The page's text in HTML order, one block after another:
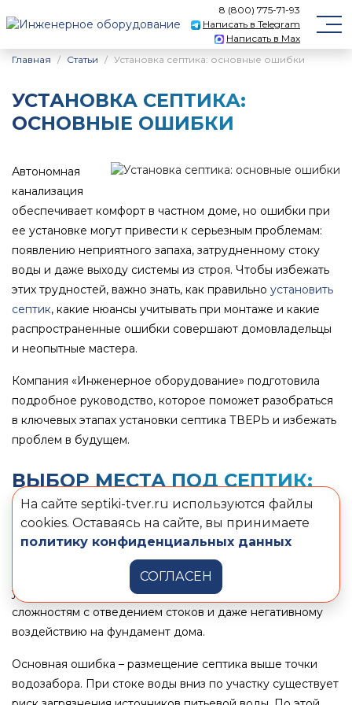
8 (800) 775-71-93
Написать в Telegram
Написать в Max
Главная
Статьи Установка септика: основные ошибки
УСТАНОВКА СЕПТИКА:
ОСНОВНЫЕ ОШИБКИ
Автономная
канализация
обеспечивает комфорт в частном доме, но ошибки при
ее установке могут привести к серьезным проблемам:
появлению неприятного запаха, затрудненному стоку
воды и даже выходу системы из строя. Чтобы избежать
этих трудностей, важно знать, как правильно установить
септик, какие нюансы учитывать при монтаже и какие
распространенные ошибки совершают домовладельцы
и неопытные мастера.
Компания «Инженерное оборудование» подготовила
подробное руководство, которое поможет разобраться
в ключевых этапах установки септика ТВЕРЬ и избежать
проблем в будущем.
ВЫБОР МЕСТА ПОД СЕПТИК:
ПОЧЕМУ ЭТО ВАЖНО?
Правильное расположение септика – один из ключевых
факторов его эффективной работы. Часто ошибки
начинаются уже на этом этапе. Неправильное место
установки может привести к загрязнению воды,
сложностям с отведением стоков и даже негативному
воздействию на фундамент дома.
Основная ошибка – размещение септика выше точки
водозабора. При стоке воды вниз по участку существует
На сайте septiki-tver.ru используются файлы
cookies. Оставаясь на сайте, вы принимаете
политику конфиденциальных данных
СОГЛАСЕН